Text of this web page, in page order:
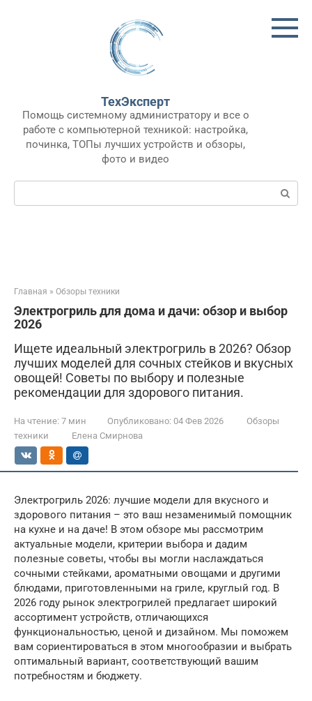
ТехЭксперт
Помощь системному администратору и все о
работе с компьютерной техникой: настройка,
починка, ТОПы лучших устройств и обзоры,
фото и видео
Поиск:
Главная » Обзоры техники
Электрогриль для дома и дачи: обзор и выбор
2026
Ищете идеальный электрогриль в 2026? Обзор
лучших моделей для сочных стейков и вкусных
овощей! Советы по выбору и полезные
рекомендации для здорового питания.
На чтение: 7 мин Опубликовано: 04 Фев 2026
Обзоры
техники
Елена Смирнова
Электрогриль 2026: лучшие модели для вкусного и
здорового питания – это ваш незаменимый помощник
на кухне и на даче! В этом обзоре мы рассмотрим
актуальные модели, критерии выбора и дадим
полезные советы, чтобы вы могли наслаждаться
сочными стейками, ароматными овощами и другими
блюдами, приготовленными на гриле, круглый год. В
2026 году рынок электрогрилей предлагает широкий
ассортимент устройств, отличающихся
функциональностью, ценой и дизайном. Мы поможем
вам сориентироваться в этом многообразии и выбрать
оптимальный вариант, соответствующий вашим
потребностям и бюджету.